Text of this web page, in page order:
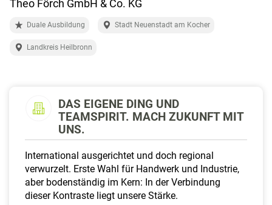
Theo Förch GmbH & Co. KG
Duale Ausbildung Stadt Neuenstadt am Kocher
Landkreis Heilbronn
DAS EIGENE DING UND
TEAMSPIRIT. MACH ZUKUNFT MIT
UNS.
International ausgerichtet und doch regional
verwurzelt. Erste Wahl für Handwerk und Industrie,
aber bodenständig im Kern: In der Verbindung
dieser Kontraste liegt unsere Stärke.